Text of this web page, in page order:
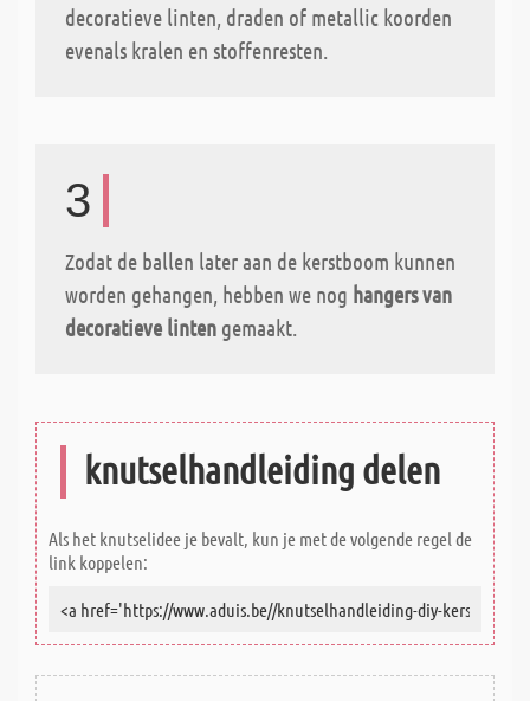
decoratieve linten, draden of metallic koorden
evenals kralen en stoffenresten.
3
Zodat de ballen later aan de kerstboom kunnen
worden gehangen, hebben we nog hangers van
decoratieve linten gemaakt.
knutselhandleiding delen
Als het knutselidee je bevalt, kun je met de volgende regel de
link koppelen: